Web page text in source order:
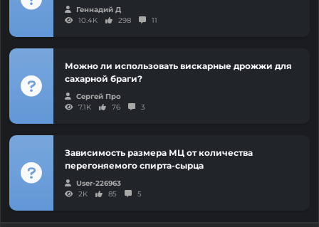
Геннадий Д
10.4K
298 11
Можно ли использовать вискарные дрожжи для
сахарной браги?
Сергей Про
7.1K
76 3
Зависимость размера МЦ от количества
перегоняемого спирта-сырца
User-226963
2K
85 5